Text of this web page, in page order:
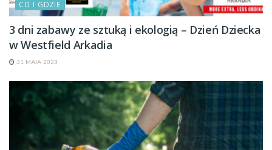
CO I GDZIE
3 dni zabawy ze sztuką i ekologią – Dzień Dziecka
w Westfield Arkadia
31 MAJA 2023